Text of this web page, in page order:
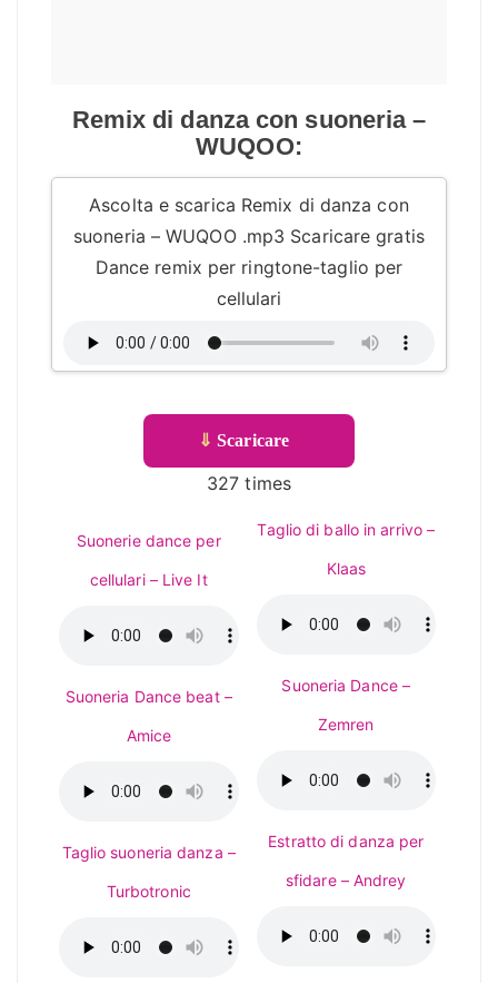
Remix di danza con suoneria –
WUQOO:
Ascolta e scarica Remix di danza con
suoneria – WUQOO .mp3 Scaricare gratis
Dance remix per ringtone-taglio per
cellulari
⇓ Scaricare
327 times
Suonerie dance per
cellulari – Live It
Suoneria Dance beat –
Amice
Taglio suoneria danza –
Turbotronic
Taglio di ballo in arrivo –
Klaas
Suoneria Dance –
Zemren
Estratto di danza per
sfidare – Andrey